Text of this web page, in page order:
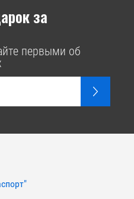
за
первыми об